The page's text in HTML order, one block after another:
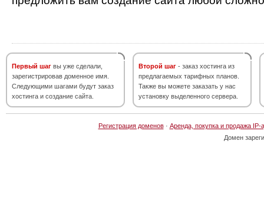
Первый шаг вы уже сделали,
зарегистрировав доменное имя.
Следующими шагами будут заказ
хостинга и создание сайта.
Второй шаг - заказ хостинга из
предлагаемых тарифных планов.
Также вы можете заказать у нас
установку выделенного сервера.
Регистрация доменов· Аренда, покупка и продажа IP-
Домен